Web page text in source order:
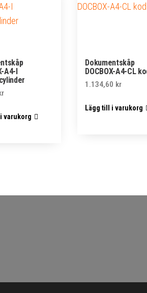
A4-I
varukorg
Dokumentskåp
DOCBOX-A4-CL
1.134,60 kr
Lägg till i varukorg